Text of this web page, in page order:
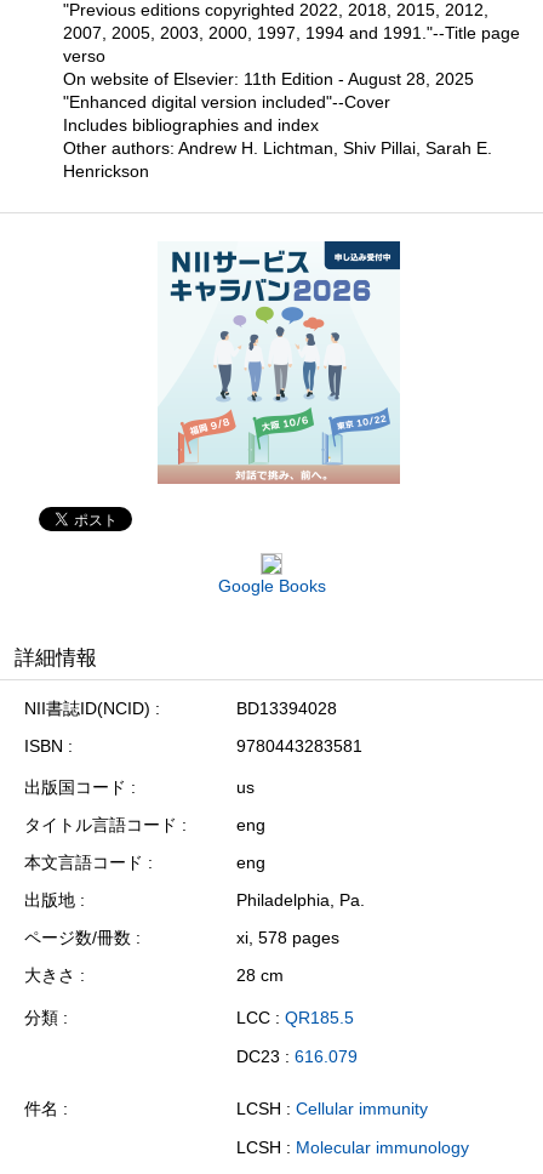
"Previous editions copyrighted 2022, 2018, 2015, 2012,
2007, 2005, 2003, 2000, 1997, 1994 and 1991."--Title page
verso
On website of Elsevier: 11th Edition - August 28, 2025
"Enhanced digital version included"--Cover
Includes bibliographies and index
Other authors: Andrew H. Lichtman, Shiv Pillai, Sarah E.
Henrickson
Google Books
詳細情報
NII書誌ID(NCID)
BD13394028
ISBN
9780443283581
出版国コード
us
タイトル言語コード
eng
本文言語コード
eng
出版地
Philadelphia, Pa.
ページ数/冊数
xi, 578 pages
大きさ
28 cm
分類 LCC : QR185.5
DC23 : 616.079
件名 LCSH : Cellular immunity
LCSH : Molecular immunology